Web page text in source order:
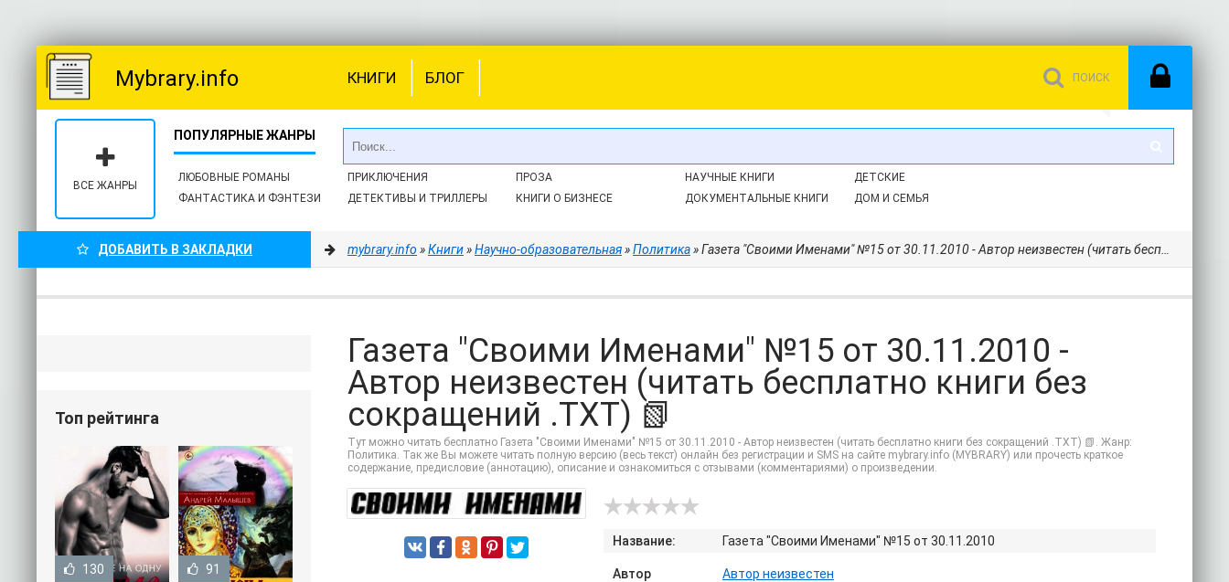
Mybrary.info КНИГИ БЛОГ
ЛЮБОВНЫЕ РОМАНЫ
ФАНТАСТИКА И ФЭНТЕЗИ
ПРИКЛЮЧЕНИЯ
ДЕТЕКТИВЫ И ТРИЛЛЕРЫ
ПРОЗА
КНИГИ О БИЗНЕСЕ
НАУЧНЫЕ КНИГИ
ДОКУМЕНТАЛЬНЫЕ КНИГИ
ДЕТСКИЕ
ДОМ И СЕМЬЯ
ВСЕ ЖАНРЫ
ДОБАВИТЬ В ЗАКЛАДКИ mybrary.info »Книги»Научно-образовательная»Политика» Газета "Своими Именами" №15 от 30.11.2010 - Автор неизвестен (читать бесплатно книги без сокращений .TXT) 📗
Газета "Своими Именами" №15 от 30.11.2010 -
Автор неизвестен (читать бесплатно книги без
сокращений .TXT) 📗
Тут можно читать бесплатно Газета "Своими Именами" №15 от 30.11.2010 - Автор неизвестен (читать бесплатно книги без сокращений .TXT) 📗. Жанр:
Политика. Так же Вы можете читать полную версию (весь текст) онлайн без регистрации и SMS на сайте mybrary.info (MYBRARY) или прочесть краткое
содержание, предисловие (аннотацию), описание и ознакомиться с отзывами (комментариями) о произведении.
Название: Газета "Своими Именами" №15 от 30.11.2010
Автор Автор неизвестен
Топ рейтинга
130 91